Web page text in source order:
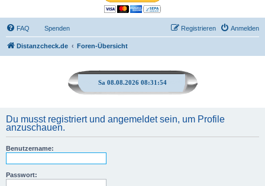
FAQ Spenden Anmelden
Registrieren
Distanzcheck.de Foren-Übersicht
Sa 08.08.2026 08:31:54
Du musst registriert und angemeldet sein, um Profile
anzuschauen.
Benutzername:
Passwort: